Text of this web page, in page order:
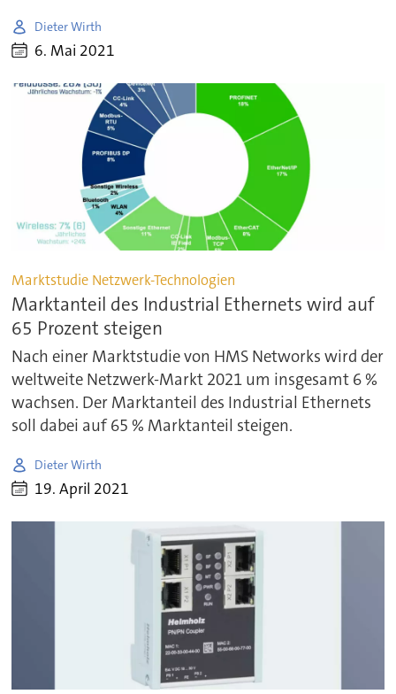
Dieter Wirth
6. Mai 2021
Marktstudie Netzwerk-Technologien
Marktanteil des Industrial Ethernets wird auf
65 Prozent steigen
Nach einer Marktstudie von HMS Networks wird der
weltweite Netzwerk-Markt 2021 um insgesamt 6 %
wachsen. Der Marktanteil des Industrial Ethernets
soll dabei auf 65 % Marktanteil steigen.
Dieter Wirth
19. April 2021